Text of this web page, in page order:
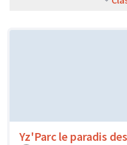
Yz'Parc le paradis